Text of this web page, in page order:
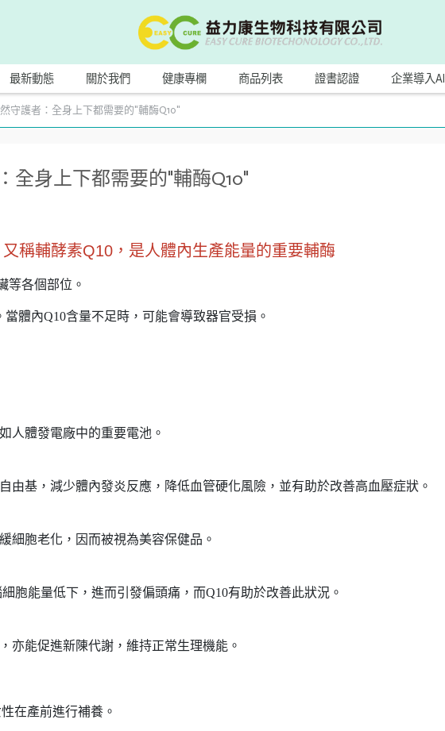
最新動態 關於我們 健康專欄 商品列表 證書認證 企業導入
守護者：全身上下都需要的"輔酶Q10"
全身上下都需要的"輔酶Q10"
稱輔酵素Q10，是人體內生產能量的重要輔酶
等各個部位。
體內Q10含量不足時，可能會導致器官受損。
人體發電廠中的重要電池。
由基，減少體內發炎反應，降低血管硬化風險，並有助於改善高血壓症狀。
細胞老化，因而被視為美容保健品。
胞能量低下，進而引發偏頭痛，而Q10有助於改善此狀況。
亦能促進新陳代謝，維持正常生理機能。
在產前進行補養。